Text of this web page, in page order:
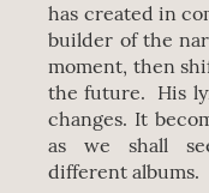
has created in
builder of the
moment, then
the future. His
changes. It
as we shall
different albums.